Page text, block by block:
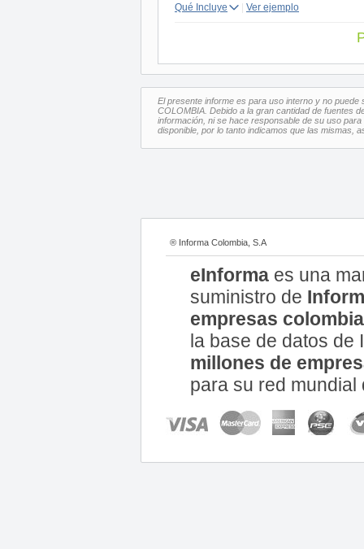
Qué Incluye | Ver ejemplo
El presente informe es para uso interno y no
COLOMBIA. Debido a la gran cantidad de fuentes
información, ni se hace responsable de su uso
disponible, por lo tanto indicamos que las mismas,
® Informa Colombia, S.A
eInforma es una
suministro de
empresas
la base de datos de
millones de
para su red